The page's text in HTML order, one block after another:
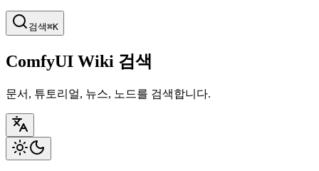
검색⌘K
ComfyUI Wiki 검색
문서, 튜토리얼, 뉴스, 노드를 검색합니다.